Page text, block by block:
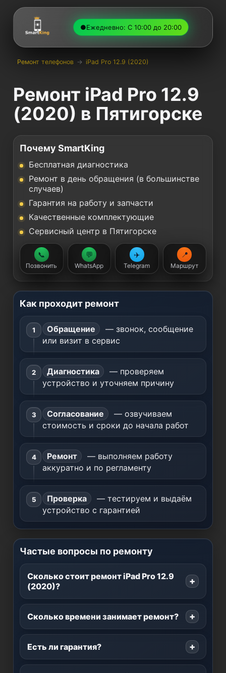
●Ежедневно: С 10:00 до 20:00
Ремонт телефонов → iPad Pro 12.9 (2020)
Ремонт iPad Pro 12.9
(2020) в Пятигорске
Почему SmartKing
Бесплатная диагностика
Ремонт в день обращения (в большинстве
случаев)
Гарантия на работу и запчасти
Качественные комплектующие
Сервисный центр в Пятигорске
📞
Позвонить
💬
WhatsApp
✈️
Telegram
📍
Маршрут
Как проходит ремонт
Обращение
— звонок, сообщение
или визит в сервис
Диагностика
— проверяем
устройство и уточняем причину
Согласование
— озвучиваем
стоимость и сроки до начала работ
Ремонт
— выполняем работу
аккуратно и по регламенту
Проверка
— тестируем и выдаём
устройство с гарантией
Частые вопросы по ремонту
Сколько стоит ремонт iPad Pro 12.9
(2020)?
Сколько времени занимает ремонт?
Есть ли гарантия?